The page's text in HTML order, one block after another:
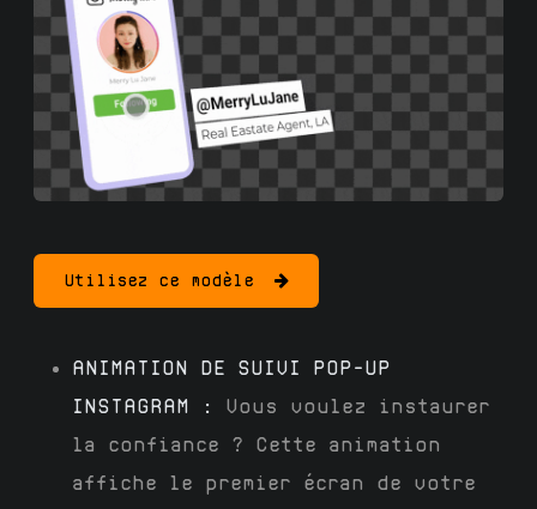
Utilisez ce modèle
ANIMATION DE SUIVI POP-UP
INSTAGRAM :
Vous voulez instaurer
la confiance ? Cette animation
affiche le premier écran de votre